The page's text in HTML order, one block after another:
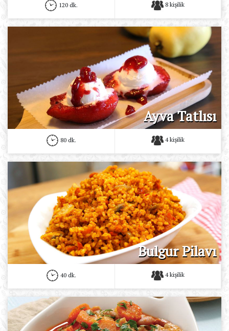
120 dk. 8 kişilik
Ayva Tatlısı
80 dk. 4 kişilik
Bulgur Pilavı
40 dk. 4 kişilik